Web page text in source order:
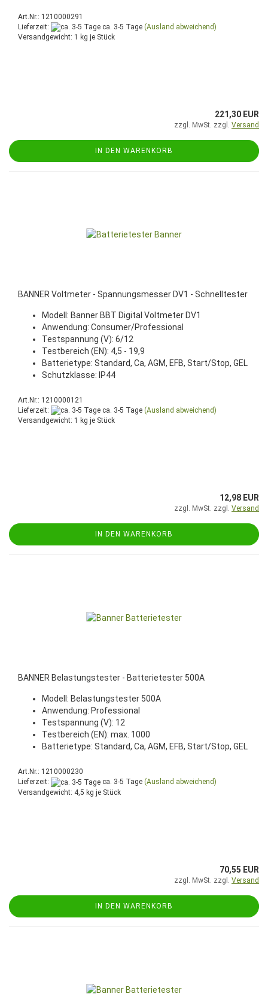
Art.Nr.: 1210000291
Lieferzeit:
ca. 3-5 Tage (Ausland abweichend)
Versandgewicht: 1 kg je Stück
221,30 EUR
zzgl. MwSt. zzgl. Versand
IN DEN WARENKORB
BANNER Voltmeter - Spannungsmesser DV1 - Schnelltester
Modell: Banner BBT Digital Voltmeter DV1
Anwendung: Consumer/Professional
Testspannung (V): 6/12
Testbereich (EN): 4,5 - 19,9
Batterietype: Standard, Ca, AGM, EFB, Start/Stop, GEL
Schutzklasse: IP44
Art.Nr.: 1210000121
Lieferzeit:
ca. 3-5 Tage (Ausland abweichend)
Versandgewicht: 1 kg je Stück
12,98 EUR
zzgl. MwSt. zzgl. Versand
IN DEN WARENKORB
BANNER Belastungstester - Batterietester 500A
Modell: Belastungstester 500A
Anwendung: Professional
Testspannung (V): 12
Testbereich (EN): max. 1000
Batterietype: Standard, Ca, AGM, EFB, Start/Stop, GEL
Art.Nr.: 1210000230
Lieferzeit:
ca. 3-5 Tage (Ausland abweichend)
Versandgewicht: 4,5 kg je Stück
70,55 EUR
zzgl. MwSt. zzgl. Versand
IN DEN WARENKORB